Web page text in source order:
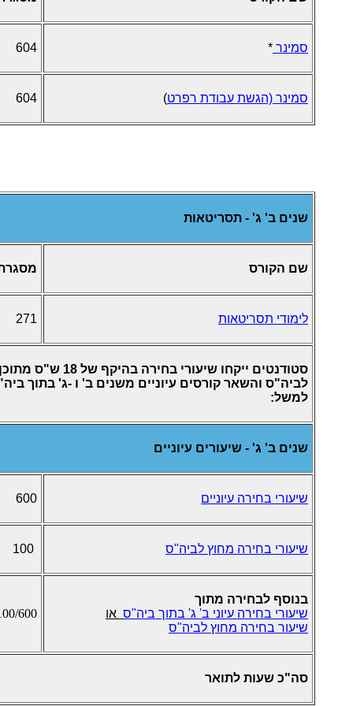
סמינר *
604
סמינר (הגשת עבודת רפרט)
604
שנים ב' ג' - תסריטאות
שם הקורס
לימודי תסריטאות 271
לביה"ס והשאר קורסים עיוניים משנים ב' ו -ג' בתוך
למשל:
שנים ב' ג' - שיעורים עיוניים
שיעורי בחירה עיוניים 600
שיעורי בחירה מחוץ לביה"ס
בנוסף לבחירה מתוך
שיעורי בחירה עיוני ב' ג' בתוך ביה"ס או
שיעור בחירה מחוץ לביה"ס
600
סה"כ שעות לתואר